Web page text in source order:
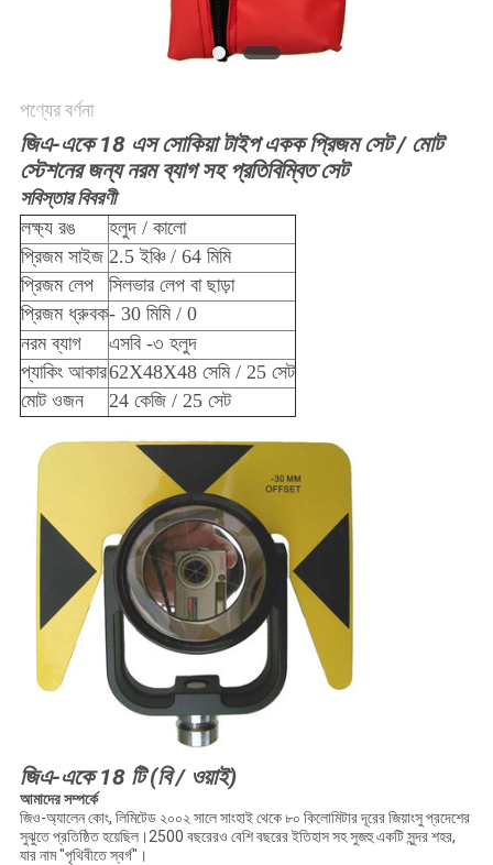
পণ্যের বর্ণনা
জিএ-একে 18 এস সোকিয়া টাইপ একক প্রিজম সেট / মোট
স্টেশনের জন্য নরম ব্যাগ সহ প্রতিবিম্বিত সেট
সবিস্তার বিবরণী
লক্ষ্য রঙ
হলুদ / কালো
প্রিজম সাইজ 2.5 ইঞ্চি / 64 মিমি
প্রিজম লেপ
সিলভার লেপ বা ছাড়া
প্রিজম ধ্রুবক- 30 মিমি / 0
নরম ব্যাগ
এসবি -৩ হলুদ
প্যাকিং আকার62X48X48 সেমি / 25 সেট
মোট ওজন
24 কেজি / 25 সেট
জিএ-একে 18 টি (বি / ওয়াই)
আমাদের সম্পর্কে
জিও-অ্যালেন কোং, লিমিটেড ২০০২ সালে সাংহাই থেকে ৮০ কিলোমিটার দূরের জিয়াংসু প্রদেশের
সুঝুতে প্রতিষ্ঠিত হয়েছিল।2500 বছরেরও বেশি বছরের ইতিহাস সহ সুজহু একটি সুন্দর শহর,
যার নাম "পৃথিবীতে স্বর্গ"।